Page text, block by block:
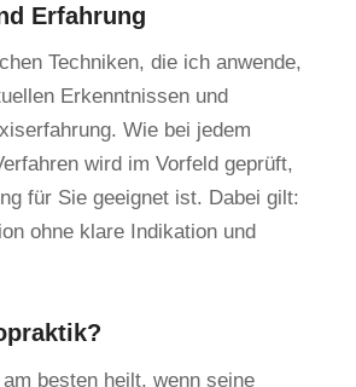
Erfahrung
Techniken, die ich anwende,
Erkenntnissen und
Wie bei jedem
wird im Vorfeld geprüft,
für Sie geeignet ist. Dabei gilt:
ohne klare Indikation und
besten heilt, wenn seine